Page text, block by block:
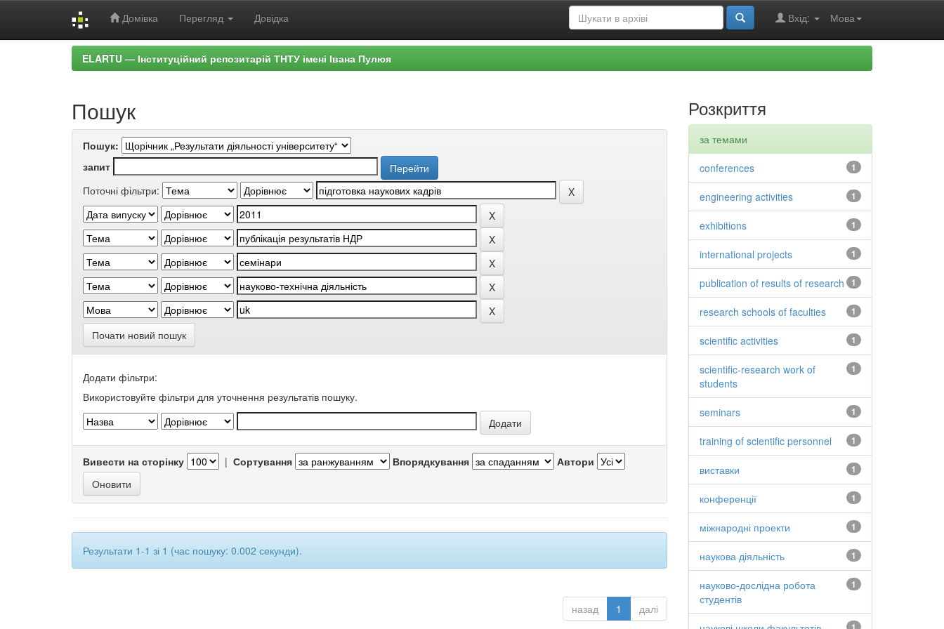
Домівка Перегляд Довідка Мова
Вхід:
ELARTU — Інституційний репозитарій ТНТУ імені Івана Пулюя
Пошук
Пошук:
запит
Поточні фільтри:
Почати новий пошук
Додати фільтри:
Використовуйте фільтри для уточнення результатів пошуку.
Вивести на сторінку | Сортування Впорядкування Автори
Результати 1-1 зі 1 (час пошуку: 0.002 секунди).
назад 1 далі
Розкриття
за темами
1
conferences
1
engineering activities
1
exhibitions
1
international projects
1
publication of results of research
1
research schools of faculties
1
scientific activities
1
scientific-research work of
students
1
seminars
1
training of scientific personnel
1
виставки
1
конференції
1
міжнародні проекти
1
наукова діяльність
1
науково-дослідна робота
студентів